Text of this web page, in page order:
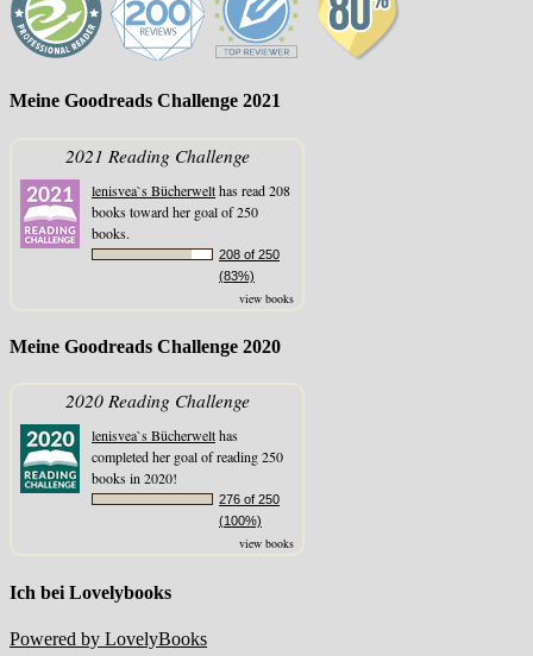
Meine Goodreads Challenge 2021
2021 Reading Challenge
lenisvea`s Bücherwelthas read 208
books toward her goal of 250
books.
208 of 250
(83%)
view books
Meine Goodreads Challenge 2020
2020 Reading Challenge
lenisvea`s Bücherwelthas
completed her goal of reading 250
books in 2020!
276 of 250
(100%)
view books
Ich bei Lovelybooks
Powered by LovelyBooks